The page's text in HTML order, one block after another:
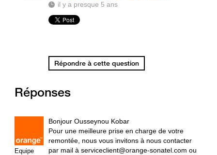
il y a presque 5 ans
Répondre à cette question
Réponses
Equipe
Bonjour Ousseynou Kobar
Pour une meilleure prise en charge de votre
remontée, nous vous invitons à nous contacter
par mail à serviceclient@orange-sonatel.com ou